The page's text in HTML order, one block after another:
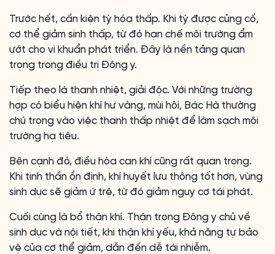
Trước hết, cần kiện tỳ hóa thấp. Khi tỳ được củng cố,
cơ thể giảm sinh thấp, từ đó hạn chế môi trường ẩm
ướt cho vi khuẩn phát triển. Đây là nền tảng quan
trọng trong điều trị Đông y.
Tiếp theo là thanh nhiệt, giải độc. Với những trường
hợp có biểu hiện khí hư vàng, mùi hôi, Bác Hà thường
chú trọng vào việc thanh thấp nhiệt để làm sạch môi
trường hạ tiêu.
Bên cạnh đó, điều hòa can khí cũng rất quan trọng.
Khi tinh thần ổn định, khí huyết lưu thông tốt hơn, vùng
sinh dục sẽ giảm ứ trệ, từ đó giảm nguy cơ tái phát.
Cuối cùng là bổ thận khí. Thận trong Đông y chủ về
sinh dục và nội tiết, khi thận khí yếu, khả năng tự bảo
vệ của cơ thể giảm, dẫn đến dễ tái nhiễm.